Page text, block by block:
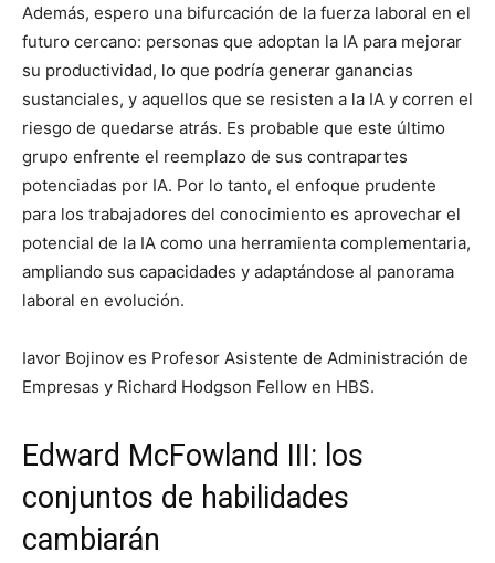
Además, espero una bifurcación de la fuerza laboral en el
futuro cercano: personas que adoptan la IA para mejorar
su productividad, lo que podría generar ganancias
sustanciales, y aquellos que se resisten a la IA y corren el
riesgo de quedarse atrás. Es probable que este último
grupo enfrente el reemplazo de sus contrapartes
potenciadas por IA. Por lo tanto, el enfoque prudente
para los trabajadores del conocimiento es aprovechar el
potencial de la IA como una herramienta complementaria,
ampliando sus capacidades y adaptándose al panorama
laboral en evolución.
Iavor Bojinov es Profesor Asistente de Administración de
Empresas y Richard Hodgson Fellow en HBS.
Edward McFowland III: los
conjuntos de habilidades
cambiarán